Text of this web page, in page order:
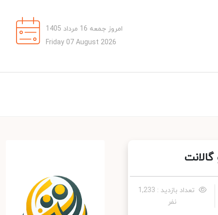
امروز جمعه 16 مرداد 1405
Friday 07 August 2026
تعداد بازدید : 1,233
نفر